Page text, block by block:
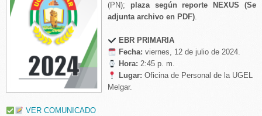
(PN); plaza según reporte NEXUS
(Se
adjunta archivo en PDF).
EBR PRIMARIA
Fecha: viernes, 12 de julio de 2024.
Hora: 2:45 p. m.
Lugar: Oficina de Personal de la UGEL
Melgar.
VER COMUNICADO